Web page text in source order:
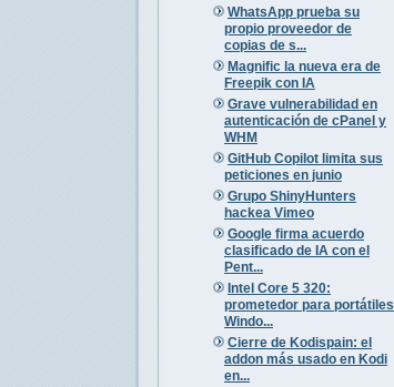
WhatsApp prueba su
propio proveedor de
copias de s...
Magnific la nueva era de
Freepik con IA
Grave vulnerabilidad en
autenticación de cPanel y
WHM
GitHub Copilot limita sus
peticiones en junio
Grupo ShinyHunters
hackea Vimeo
Google firma acuerdo
clasificado de IA con el
Pent...
Intel Core 5 320:
prometedor para portátiles
Windo...
Cierre de Kodispain: el
addon más usado en Kodi
en...